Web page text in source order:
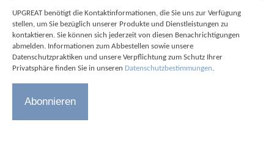
UPGREAT benötigt die Kontaktinformationen, die Sie uns zur Verfügung
stellen, um Sie bezüglich unserer Produkte und Dienstleistungen zu
kontaktieren. Sie können sich jederzeit von diesen Benachrichtigungen
abmelden. Informationen zum Abbestellen sowie unsere
Datenschutzpraktiken und unsere Verpflichtung zum Schutz Ihrer
Privatsphäre finden Sie in unseren Datenschutzbestimmungen.